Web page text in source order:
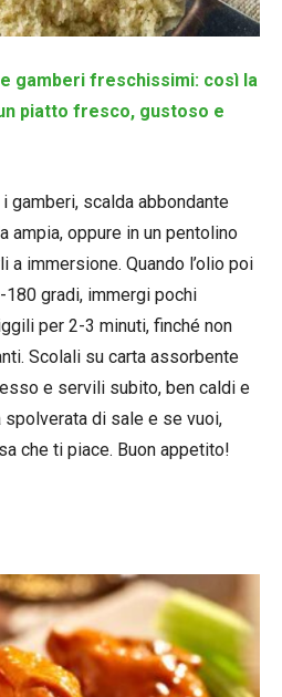
gamberi freschissimi: così la
piatto fresco, gustoso e
gamberi, scalda abbondante
ampia, oppure in un pentolino
immersione. Quando l’olio poi
180 gradi, immergi pochi
per 2-3 minuti, finché non
Scolali su carta assorbente
e servili subito, ben caldi e
spolverata di sale e se vuoi,
che ti piace. Buon appetito!